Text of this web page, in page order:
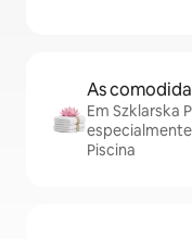
As
Em Szklarska
Piscina